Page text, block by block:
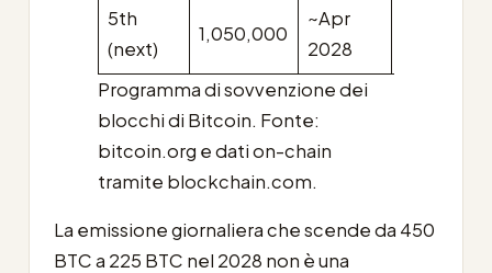
5th
(next)
1,050,000
~Apr
2028
Programma di sovvenzione dei
blocchi di Bitcoin. Fonte:
bitcoin.org e dati on-chain
tramite blockchain.com.
La emissione giornaliera che scende da 450
BTC a 225 BTC nel 2028 non è una